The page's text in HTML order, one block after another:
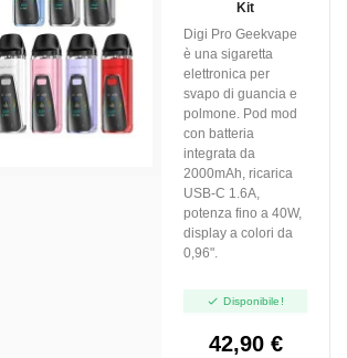
Kit
Digi Pro Geekvape
è una sigaretta
elettronica per
svapo di guancia e
polmone. Pod mod
con batteria
integrata da
2000mAh, ricarica
USB-C 1.6A,
potenza fino a 40W,
display a colori da
0,96".
 Disponibile!
42,90 €